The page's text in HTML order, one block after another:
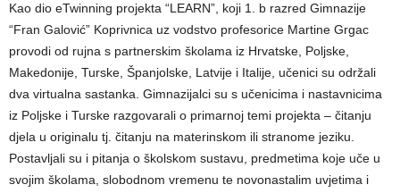
Kao dio eTwinning projekta “LEARN”, koji 1. b razred Gimnazije
“Fran Galović” Koprivnica uz vodstvo profesorice Martine Grgac
provodi od rujna s partnerskim školama iz Hrvatske, Poljske,
Makedonije, Turske, Španjolske, Latvije i Italije, učenici su održali
dva virtualna sastanka. Gimnazijalci su s učenicima i nastavnicima
iz Poljske i Turske razgovarali o primarnoj temi projekta – čitanju
djela u originalu tj. čitanju na materinskom ili stranome jeziku.
Postavljali su i pitanja o školskom sustavu, predmetima koje uče u
svojim školama, slobodnom vremenu te novonastalim uvjetima i